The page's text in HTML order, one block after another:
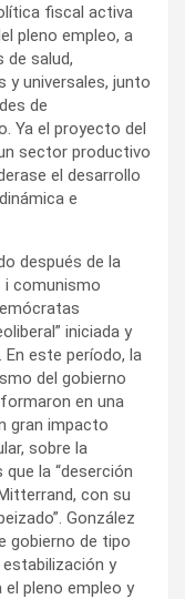
fiscal activa
pleno empleo, a
de salud,
y universales, junto
de
Ya el proyecto del
sector productivo
el desarrollo
e
después de la
i comunismo
iniciada y
este período, la
del gobierno
en una
gran impacto
sobre la
la “deserción
con su
González
gobierno de tipo
y
pleno empleo y